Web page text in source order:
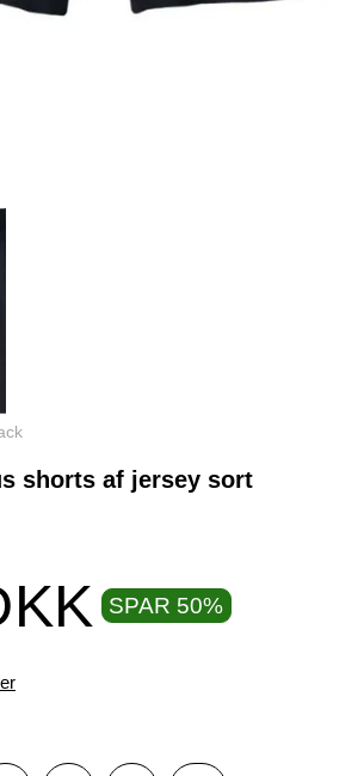
shorts af jersey sort
SPAR 50%